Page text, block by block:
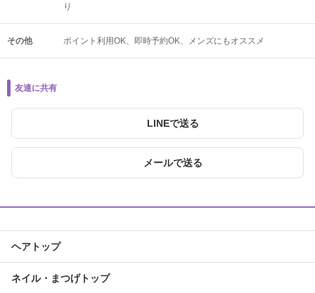
り
その他 ポイント利用OK 即時予約OK メンズにもオススメ
友達に共有
LINEで送る
メールで送る
ヘアトップ
ネイル・まつげトップ